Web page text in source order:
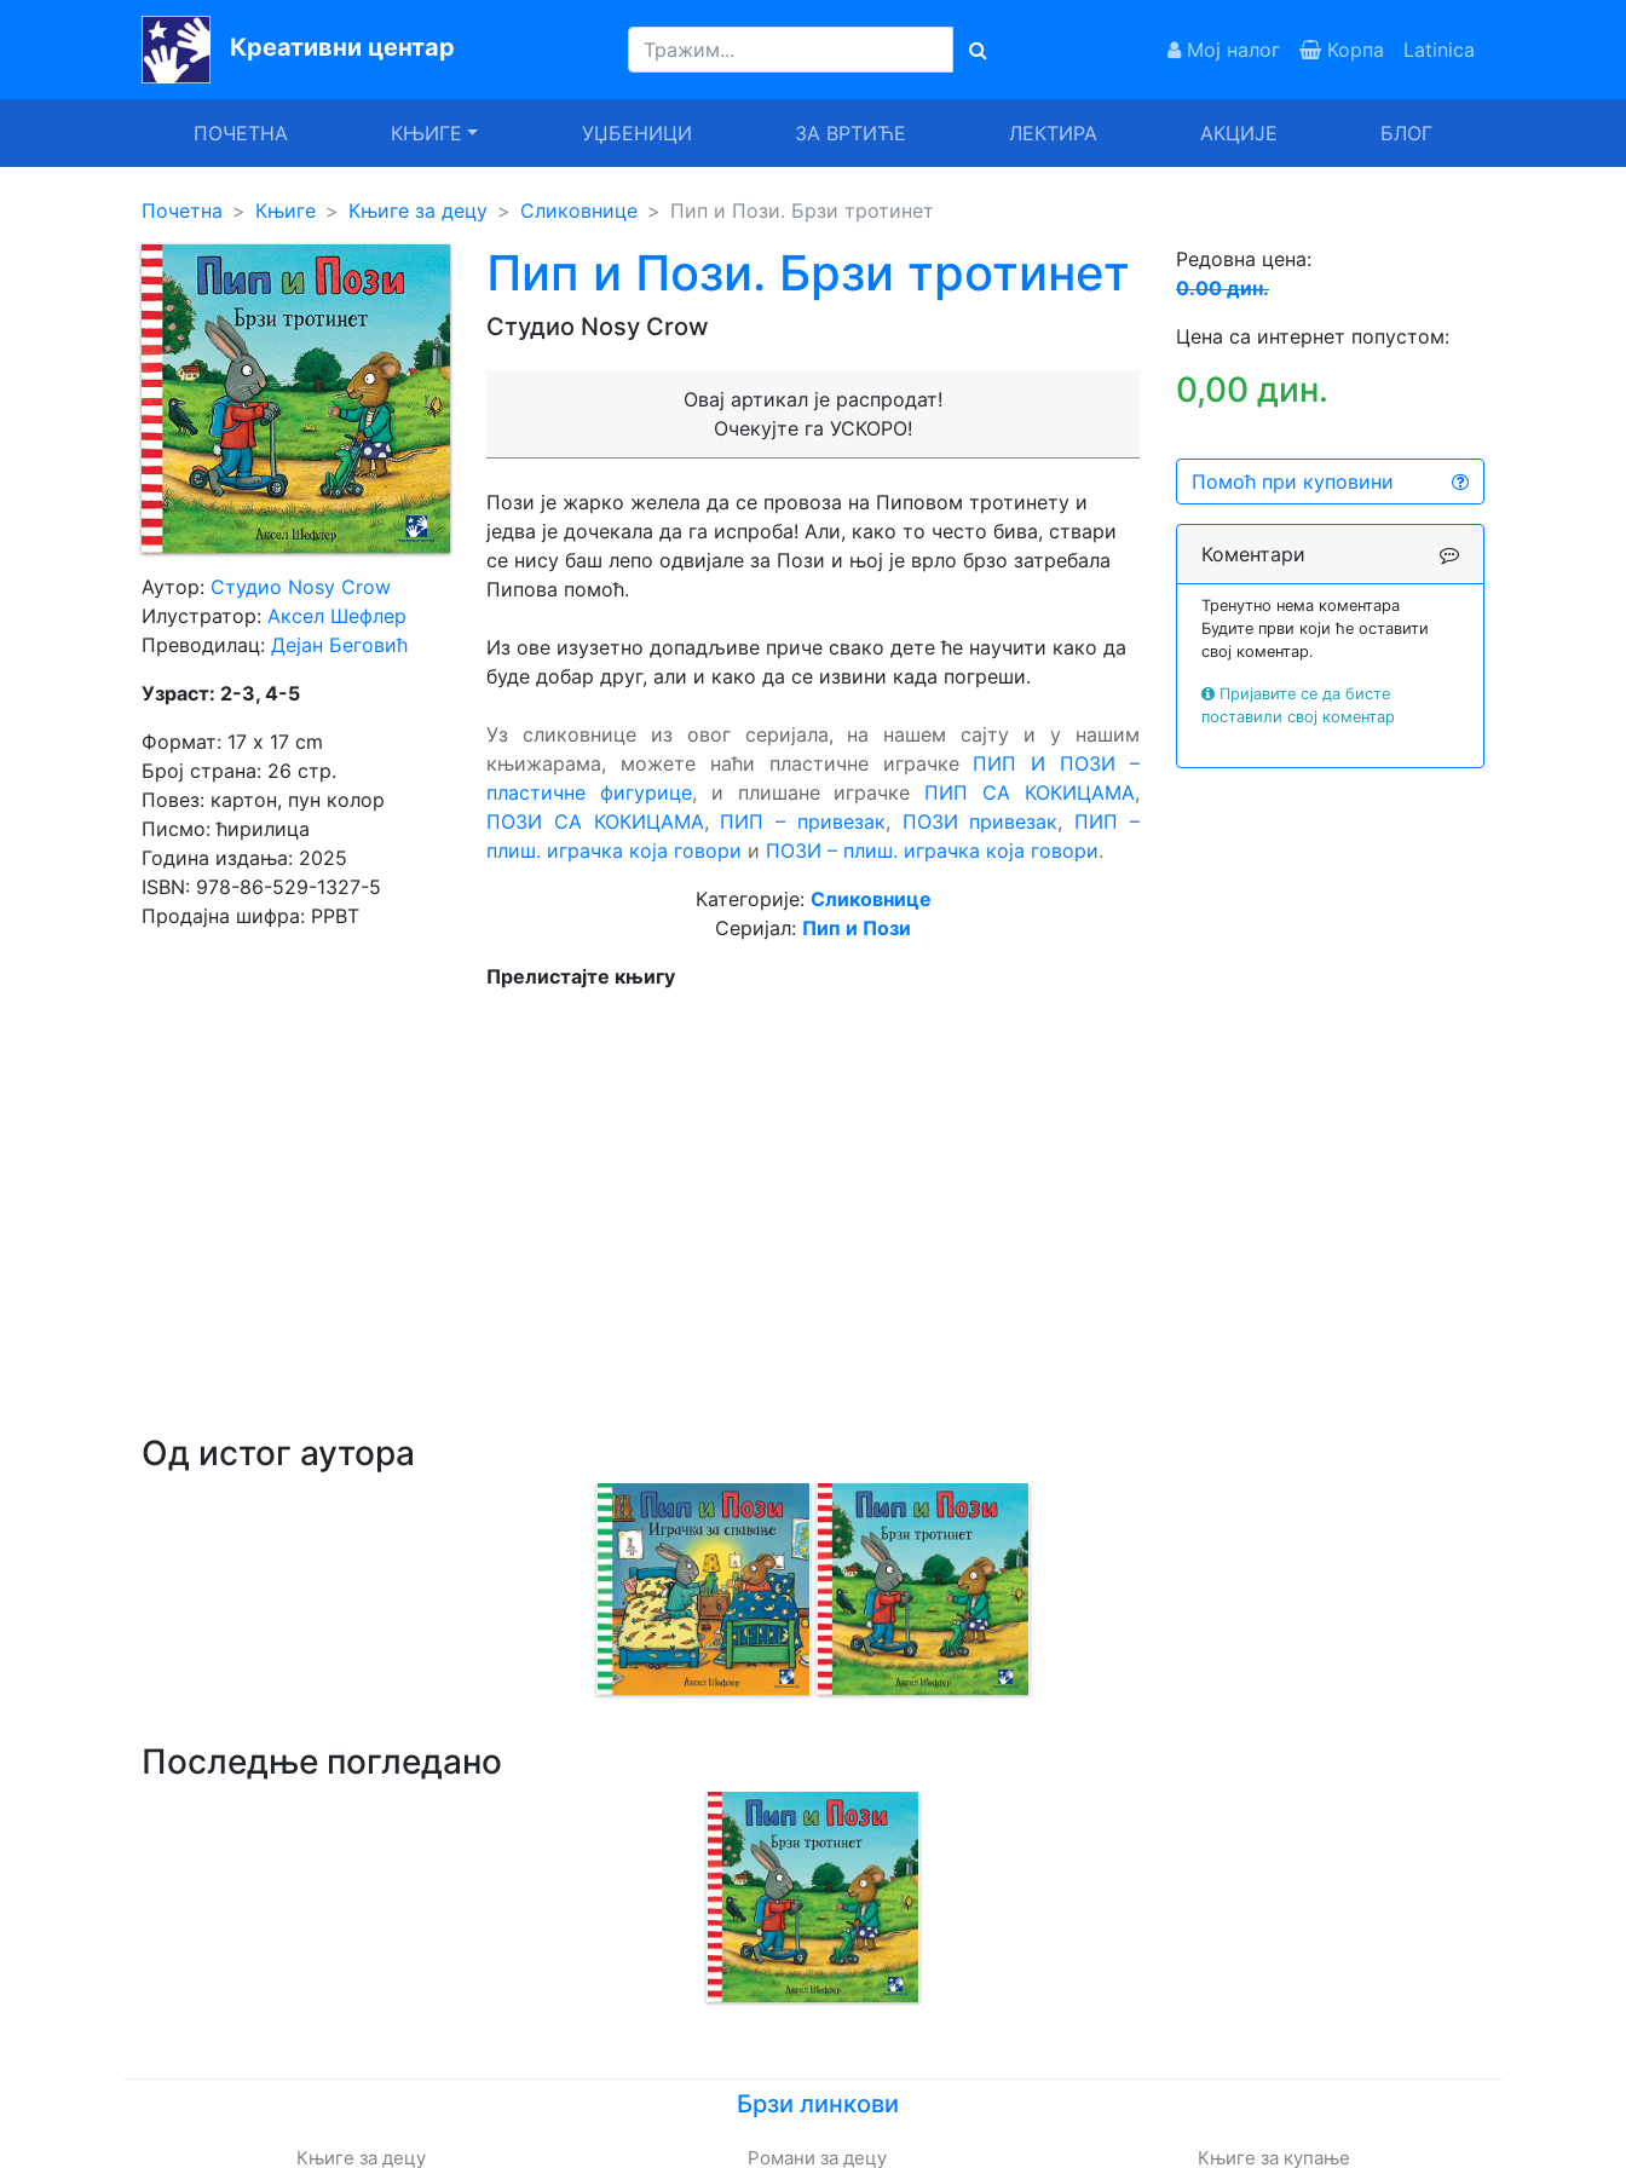
Креативни центар Мој налог Корпа Latinica
ПОЧЕТНА КЊИГЕ УЏБЕНИЦИ ЗА ВРТИЋЕ ЛЕКТИРА АКЦИЈЕ БЛОГ
Почетна
УџбенициПочетна Књиге Књиге за децу Сликовнице Пип и Пози. Брзи тротинет
Аутор: Студио Nosy Crow
Илустратор: Аксел Шефлер
Преводилац: Дејан Беговић
Узраст: 2-3, 4-5
Формат: 17 x 17 cm
Број страна: 26 стр.
Повез: картон, пун колор
Писмо: ћирилица
Година издања: 2025
ISBN: 978-86-529-1327-5
Продајна шифра: PPBT
Пип и Пози. Брзи тротинет
Студио Nosy Crow
Овај артикал је распродат!
Очекујте га УСКОРО!
Пози је жарко желела да се провоза на Пиповом тротинету и
једва је дочекала да га испроба! Али, како то често бива, ствари
се нису баш лепо одвијале за Пози и њој је врло брзо затребала
Пипова помоћ.
Из ове изузетно допадљиве приче свако дете ће научити како да
буде добар друг, али и како да се извини када погреши.
Уз сликовнице из овог серијала, на нашем сајту и у нашим
књижарама, можете наћи пластичне играчке ПИП И ПОЗИ –
пластичне фигурице, и плишане играчке ПИП СА КОКИЦАМА,
ПОЗИ СА КОКИЦАМА, ПИП – привезак, ПОЗИ привезак, ПИП –
плиш. играчка која говори и ПОЗИ – плиш. играчка која говори.
Категорије: Сликовнице
Серијал: Пип и Пози
Прелистајте књигу
Редовна цена:
0.00 дин.
Цена са интернет попустом:
0,00 дин.
Помоћ при куповини
Коментари
Тренутно нема коментара
Будите први који ће оставити
свој коментар.
Пријавите се да бисте
поставили свој коментар
Од истог аутора
Последње погледано
Брзи линкови
Књиге за децу Романи за децу Књиге за купање